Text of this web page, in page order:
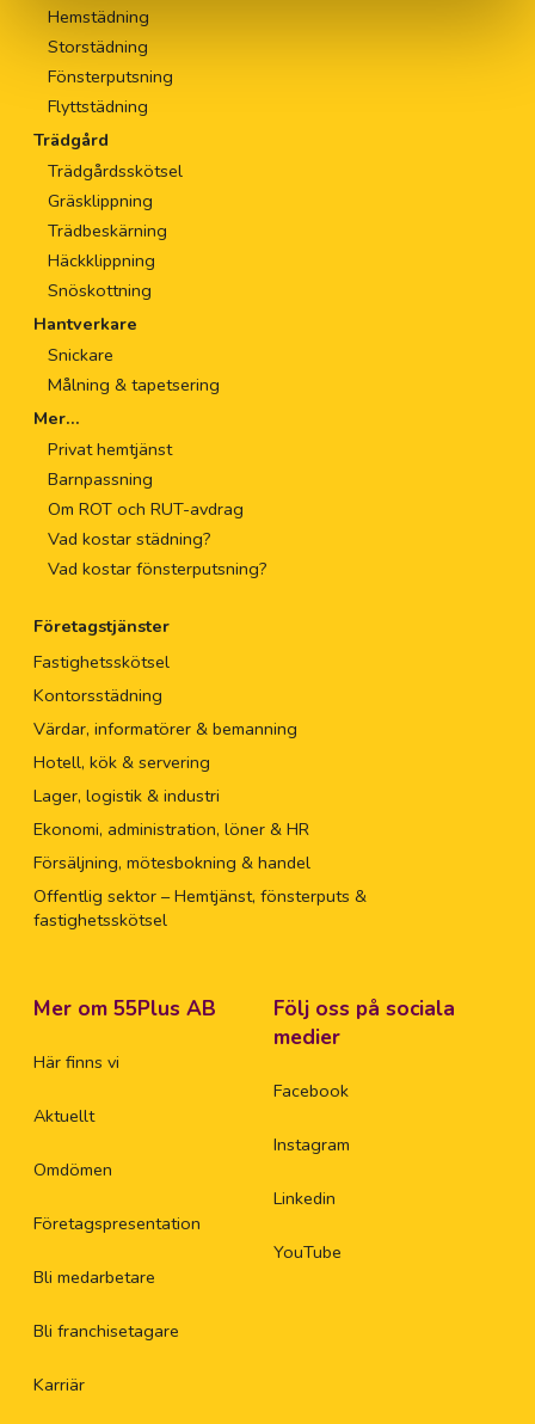
Hemstädning
Storstädning
Fönsterputsning
Flyttstädning
Trädgård
Trädgårdsskötsel
Gräsklippning
Trädbeskärning
Häckklippning
Snöskottning
Hantverkare
Snickare
Målning & tapetsering
Mer...
Privat hemtjänst
Barnpassning
Om ROT och RUT-avdrag
Vad kostar städning?
Vad kostar fönsterputsning?
Företagstjänster
Fastighetsskötsel
Kontorsstädning
Värdar, informatörer & bemanning
Hotell, kök & servering
Lager, logistik & industri
Ekonomi, administration, löner & HR
Försäljning, mötesbokning & handel
Offentlig sektor – Hemtjänst, fönsterputs &
fastighetsskötsel
Mer om 55Plus AB
Här finns vi
Aktuellt
Omdömen
Företagspresentation
Bli medarbetare
Bli franchisetagare
Karriär
Följ oss på sociala
medier
Facebook
Instagram
Linkedin
YouTube